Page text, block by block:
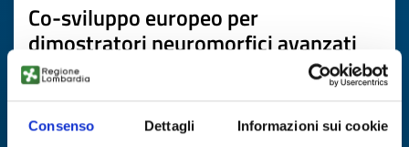
Consenso Dettagli Informazioni sui cookie
Co-sviluppo europeo per
dimostratori neuromorfici avanzati
ID: TRNL20251104009
DISCOVER MORE →